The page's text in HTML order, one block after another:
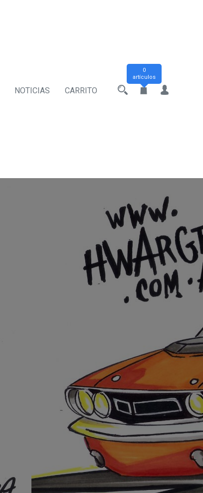
NOTICIAS CARRITO
0
artículos